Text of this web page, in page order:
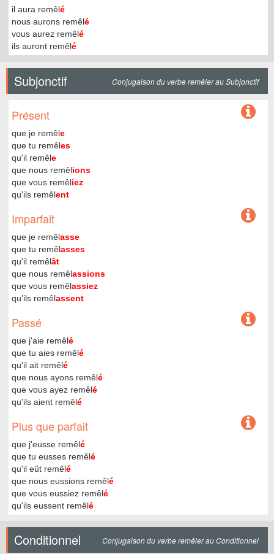
il aura remêlé
nous aurons remêlé
vous aurez remêlé
ils auront remêlé
Subjonctif Conjugaison du verbe remêler au Subjonctif
Présent
que je remêle
que tu remêles
qu'il remêle
que nous remêlions
que vous remêliez
qu'ils remêlent
Imparfait
que je remêlasse
que tu remêlasses
qu'il remêlât
que nous remêlassions
que vous remêlassiez
qu'ils remêlassent
Passé
que j'aie remêlé
que tu aies remêlé
qu'il ait remêlé
que nous ayons remêlé
que vous ayez remêlé
qu'ils aient remêlé
Plus que parfait
que j'eusse remêlé
que tu eusses remêlé
qu'il eût remêlé
que nous eussions remêlé
que vous eussiez remêlé
qu'ils eussent remêlé
Conditionnel Conjugaison du verbe remêler au Conditionnel